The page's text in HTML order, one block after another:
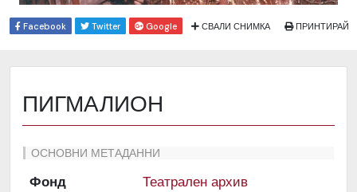
Facebook Twitter Google СВАЛИ СНИМКА ПРИНТИРАЙ
ПИГМАЛИОН
ОСНОВНИ МЕТАДАННИ
Фонд
Театрален архив